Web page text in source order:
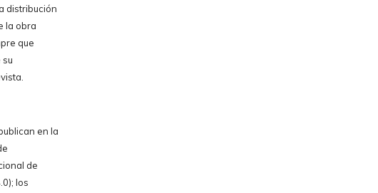
distribución
la obra
que
su
en la
de
los